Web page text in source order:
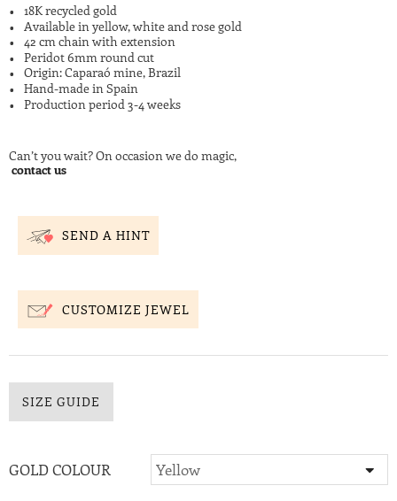
18K recycled gold
Available in yellow, white and rose gold
42 cm chain with extension
Peridot 6mm round cut
Origin: Caparaó mine, Brazil
Hand-made in Spain
Production period 3-4 weeks
Can’t you wait? On occasion we do magic,
contact us
SEND A HINT
CUSTOMIZE JEWEL
SIZE GUIDE
GOLD COLOUR